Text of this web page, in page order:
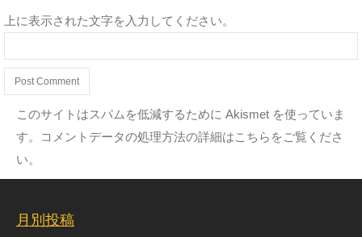
上に表示された文字を入力してください。
このサイトはスパムを低減するために Akismet を使っていま
す。
コメントデータの処理方法の詳細はこちらをご覧くださ
い。
月別投稿